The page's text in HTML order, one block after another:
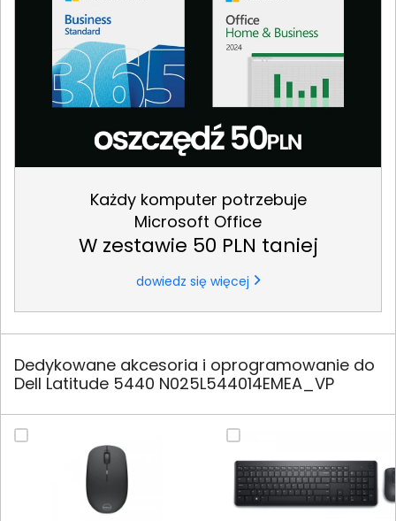
Każdy komputer potrzebuje
Microsoft Office
W zestawie 50 PLN taniej
dowiedz się więcej
Dedykowane akcesoria i oprogramowanie do
Dell Latitude 5440 N025L544014EMEA_VP